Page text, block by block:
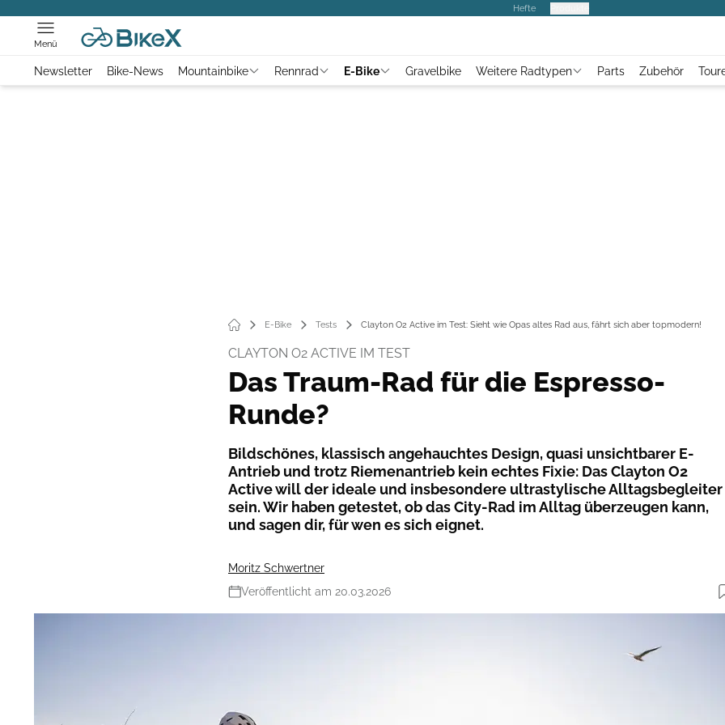
Hefte
Menü
Newsletter Bike-News Mountainbike Rennrad E-Bike Gravelbike Weitere Radtypen Parts Zubehör
E-Bike Tests Clayton O2 Active im Test: Sieht wie Opas altes Rad aus, fährt sich aber topmodern!
CLAYTON O2 ACTIVE IM TEST
Das Traum-Rad für die Espresso-
Runde?
Bildschönes, klassisch angehauchtes Design, quasi unsichtbarer E-
Antrieb und trotz Riemenantrieb kein echtes Fixie: Das Clayton O2
Active will der ideale und insbesondere ultrastylische Alltagsbegleiter
sein. Wir haben getestet, ob das City-Rad im Alltag überzeugen kann,
und sagen dir, für wen es sich eignet.
Moritz Schwertner
Veröffentlicht am 20.03.2026